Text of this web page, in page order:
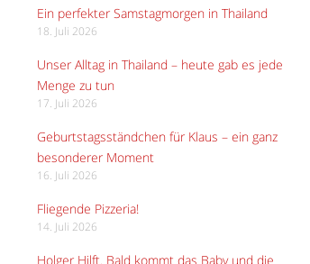
Ein perfekter Samstagmorgen in Thailand
18. Juli 2026
Unser Alltag in Thailand – heute gab es jede
Menge zu tun
17. Juli 2026
Geburtstagsständchen für Klaus – ein ganz
besonderer Moment
16. Juli 2026
Fliegende Pizzeria!
14. Juli 2026
Holger Hilft. Bald kommt das Baby und die